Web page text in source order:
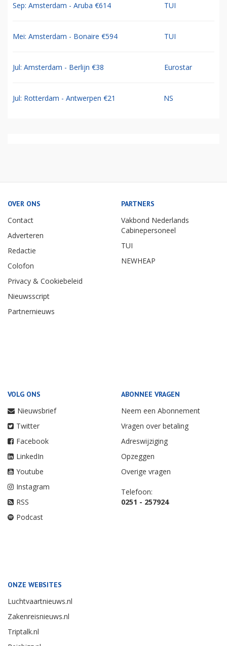
Sep: Amsterdam - Aruba €614 TUI
Mei: Amsterdam - Bonaire €594 TUI
Jul: Amsterdam - Berlijn €38 Eurostar
Jul: Rotterdam - Antwerpen €21 NS
OVER ONS
Contact
Adverteren
Redactie
Colofon
Privacy & Cookiebeleid
Nieuwsscript
Partnernieuws
PARTNERS
Vakbond Nederlands
Cabinepersoneel
TUI
NEWHEAP
VOLG ONS
Nieuwsbrief
Twitter
Facebook
LinkedIn
Youtube
Instagram
RSS
Podcast
ABONNEE VRAGEN
Neem een Abonnement
Vragen over betaling
Adreswijziging
Opzeggen
Overige vragen
Telefoon:
0251 - 257924
ONZE WEBSITES
Luchtvaartnieuws.nl
Zakenreisnieuws.nl
Triptalk.nl